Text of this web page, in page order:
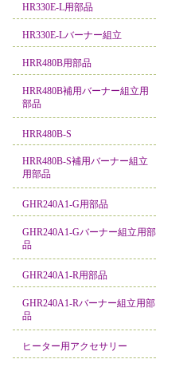
HR330E-L用部品
HR330E-Lバーナー組立
HRR480B用部品
HRR480B補用バーナー組立用
部品
HRR480B-S
HRR480B-S補用バーナー組立
用部品
GHR240A1-G用部品
GHR240A1-Gバーナー組立用部
品
GHR240A1-R用部品
GHR240A1-Rバーナー組立用部
品
ヒーター用アクセサリー